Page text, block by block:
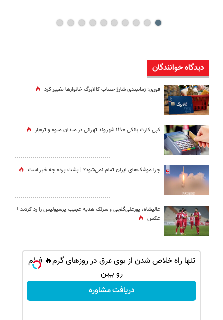
دیدگاه خوانندگان
فوری؛ زمانبندی‌ شارژ حساب کالابرگ خانوارها تغییر کرد
کپی کارت بانکی ۱۲۰۰ شهروند تهرانی در میدان میوه و تره‌بار
چرا موشک‌های ایران تمام نمی‌شود؟ | پشت پرده چه خبر است
عالیشاه، پورعلی‌گنجی و سرلک هدیه عجیب پرسپولیس را رد کردند +
عکس
تنها راه خلاص شدن از بوی عرق در روزهای گرم🔥 فیلم
رو ببین
دریافت مشاوره